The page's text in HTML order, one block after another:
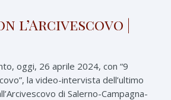
l’Arcivescovo |
oggi, 26 aprile 2024, con “9
la video-intervista dell’ultimo
di Salerno-Campagna-